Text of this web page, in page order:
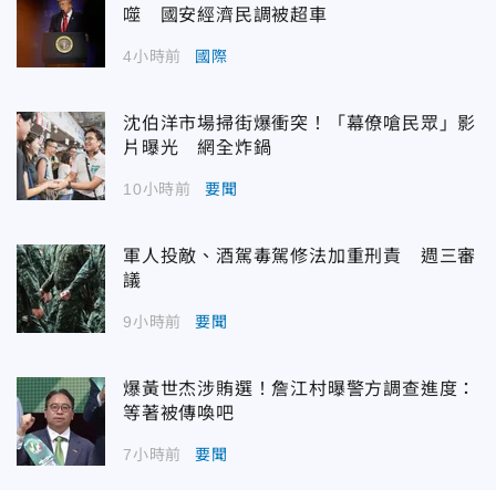
噬 國安經濟民調被超車
4小時前 國際
沈伯洋市場掃街爆衝突！「幕僚嗆民眾」影
片曝光 網全炸鍋
10小時前 要聞
軍人投敵、酒駕毒駕修法加重刑責 週三審
議
9小時前 要聞
爆黃世杰涉賄選！詹江村曝警方調查進度：
等著被傳喚吧
7小時前 要聞